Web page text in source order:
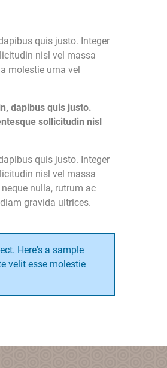
quis justo. Integer
nisl vel massa
molestie urna vel
dapibus quis justo.
sollicitudin nisl
quis justo. Integer
nisl vel massa
nulla, rutrum ac
gravida ultrices.
Here's a sample
velit esse molestie